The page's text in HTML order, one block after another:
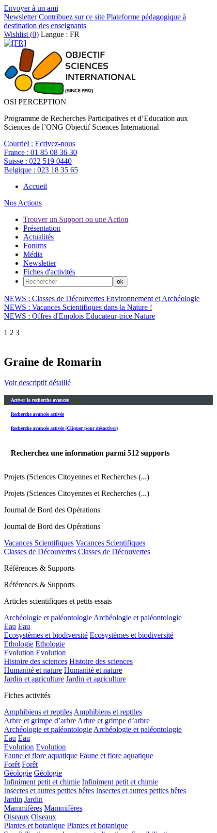
Envoyer à un ami
NewsletterContribuez sur ce site Plateforme pédagogique à
destination des enseignants
Wishlist (0) Langue : FR
OSI PERCEPTION
Programme de Recherches Participatives et d’Education aux
Sciences de l’ONG Objectif Sciences International
Courriel : Ecrivez-nous
France : 01 85 08 36 30
Suisse : 022 519 0440
Belgique : 023 18 35 65
Accueil
Nos Actions
Trouver un Support ou une Action
Présentation
Actualités
Forums
Média
Newsletter
Fiches d'activités
NEWS : Classes de Découvertes Environnement et Archéologie
NEWS : Vacances Scientifiques dans la Nature !
NEWS : Offres d'Emplois Educateur-trice Nature
1 2 3
Graine de Romarin
Voir descriptif détaillé
Activer la recherche avancée
Recherche avancée activée
Recherche avancée activée (Cliquer pour désactiver)
Recherchez une information parmi 512 supports
Projets (Sciences Citoyennes et Recherches (...)
Projets (Sciences Citoyennes et Recherches (...)
Journal de Bord des Opérations
Journal de Bord des Opérations
Vacances Scientifiques Vacances Scientifiques
Classes de Découvertes Classes de Découvertes
Références & Supports
Références & Supports
Articles scientifiques et petits essais
Archéologie et paléontologie Archéologie et paléontologie
Eau Eau
Ecosystèmes et biodiversité Ecosystèmes et biodiversité
Ethologie Ethologie
Evolution Evolution
Histoire des sciences Histoire des sciences
Humanité et nature Humanité et nature
Jardin et agriculture Jardin et agriculture
Fiches activités
Amphibiens et reptiles Amphibiens et reptiles
Arbre et grimpe d’arbre Arbre et grimpe d’arbre
Archéologie et paléontologie Archéologie et paléontologie
Eau Eau
Evolution Evolution
Faune et flore aquatique Faune et flore aquatique
Forêt Forêt
Géologie Géologie
Infiniment petit et chimie Infiniment petit et chimie
Insectes et autres petites bêtes Insectes et autres petites bêtes
Jardin Jardin
Mammifères Mammifères
Oiseaux Oiseaux
Plantes et botanique Plantes et botanique